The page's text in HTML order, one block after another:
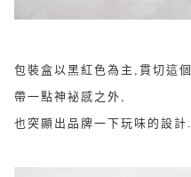
包裝盒以黑紅色為主,貫切這個
帶一點神袐感之外,
也突顯出品牌一下玩味的設計.